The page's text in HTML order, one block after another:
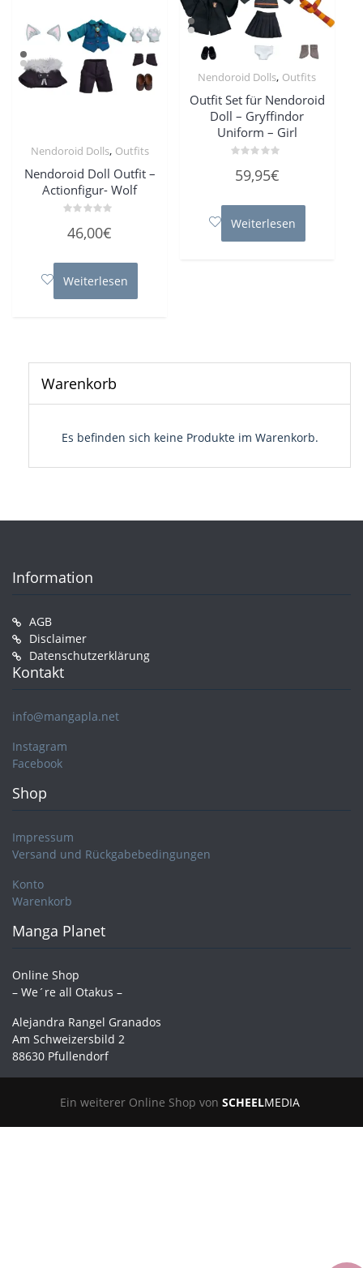
Nendoroid Dolls, Outfits
Nendoroid Doll Outfit –
Actionfigur- Wolf
mit
5
46,00€
Weiterlesen
Nendoroid Dolls, Outfits
Outfit Set für Nendoroid
Doll – Gryffindor
Uniform – Girl
mit
5
59,95€
Weiterlesen
Warenkorb
Es befinden sich keine Produkte im Warenkorb.
Information
AGB
Disclaimer
Datenschutzerklärung
Kontakt
info@mangapla.net
Instagram
Facebook
Shop
Impressum
Versand und Rückgabebedingungen
Konto
Warenkorb
Manga Planet
Online Shop
– We´re all Otakus –
Alejandra Rangel Granados
Am Schweizersbild 2
88630 Pfullendorf
Ein weiterer Online Shop von SCHEELMEDIA